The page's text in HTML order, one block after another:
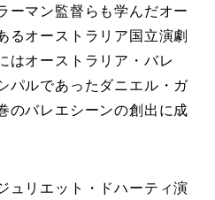
ーマン監督らも学んだオー
るオーストラリア国立演劇
はオーストラリア・バレ
パルであったダニエル・ガ
のバレエシーンの創出に成
ュリエット・ドハーティ演